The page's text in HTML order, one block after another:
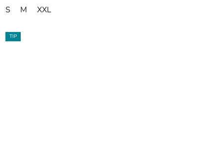
S M XXL
TIP